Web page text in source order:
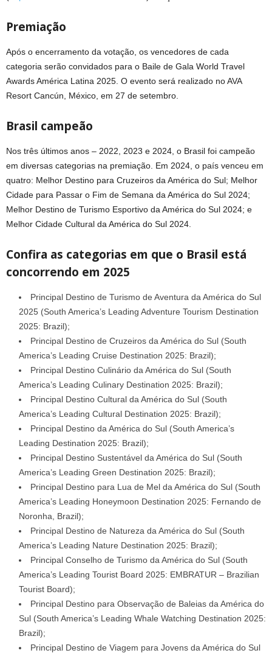
Premiação
Após o encerramento da votação, os vencedores de cada
categoria serão convidados para o Baile de Gala World Travel
Awards América Latina 2025. O evento será realizado no AVA
Resort Cancún, México, em 27 de setembro.
Brasil campeão
Nos três últimos anos – 2022, 2023 e 2024, o Brasil foi campeão
em diversas categorias na premiação. Em 2024, o país venceu em
quatro: Melhor Destino para Cruzeiros da América do Sul; Melhor
Cidade para Passar o Fim de Semana da América do Sul 2024;
Melhor Destino de Turismo Esportivo da América do Sul 2024; e
Melhor Cidade Cultural da América do Sul 2024.
Confira as categorias em que o Brasil está
concorrendo em 2025
Principal Destino de Turismo de Aventura da América do Sul
2025 (South America’s Leading Adventure Tourism Destination
2025: Brazil);
Principal Destino de Cruzeiros da América do Sul (South
America’s Leading Cruise Destination 2025: Brazil);
Principal Destino Culinário da América do Sul (South
America’s Leading Culinary Destination 2025: Brazil);
Principal Destino Cultural da América do Sul (South
America’s Leading Cultural Destination 2025: Brazil);
Principal Destino da América do Sul (South America’s
Leading Destination 2025: Brazil);
Principal Destino Sustentável da América do Sul (South
America’s Leading Green Destination 2025: Brazil);
Principal Destino para Lua de Mel da América do Sul (South
America’s Leading Honeymoon Destination 2025: Fernando de
Noronha, Brazil);
Principal Destino de Natureza da América do Sul (South
America’s Leading Nature Destination 2025: Brazil);
Principal Conselho de Turismo da América do Sul (South
America’s Leading Tourist Board 2025: EMBRATUR – Brazilian
Tourist Board);
Principal Destino para Observação de Baleias da América do
Sul (South America’s Leading Whale Watching Destination 2025:
Brazil);
Principal Destino de Viagem para Jovens da América do Sul